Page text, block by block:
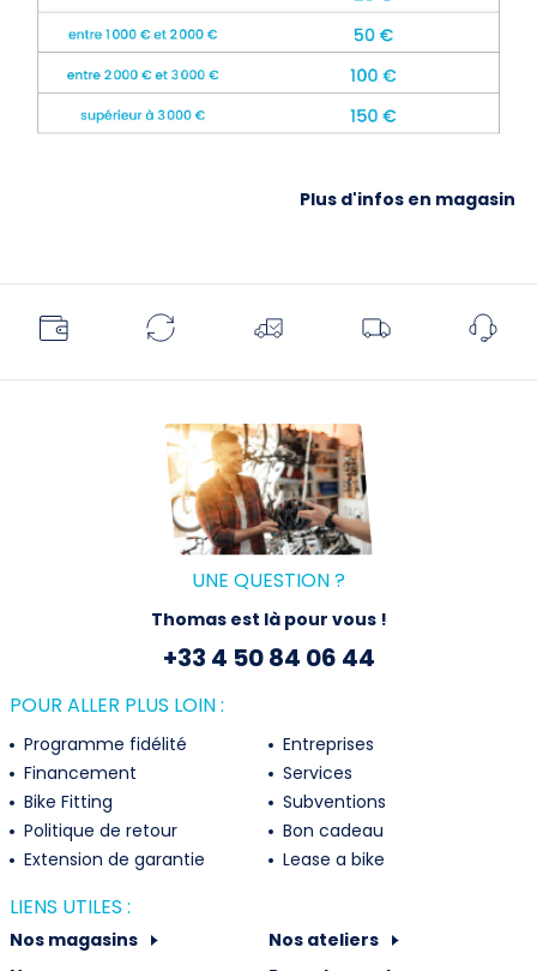
Plus d'infos en magasin
UNE QUESTION ?
Thomas est là pour vous !
+33 4 50 84 06 44
POUR ALLER PLUS LOIN :
Programme fidélité
Entreprises
Financement
Services
Bike Fitting
Subventions
Politique de retour
Bon cadeau
Extension de garantie
Lease a bike
LIENS UTILES :
Nos magasins
Nos ateliers